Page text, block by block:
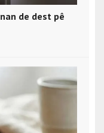
de dest pê